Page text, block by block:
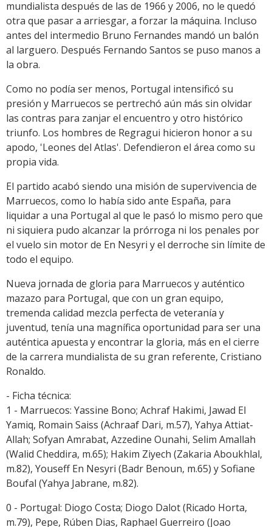
mundialista después de las de 1966 y 2006, no le quedó
otra que pasar a arriesgar, a forzar la máquina. Incluso
antes del intermedio Bruno Fernandes mandó un balón
al larguero. Después Fernando Santos se puso manos a
la obra.
Como no podía ser menos, Portugal intensificó su
presión y Marruecos se pertrechó aún más sin olvidar
las contras para zanjar el encuentro y otro histórico
triunfo. Los hombres de Regragui hicieron honor a su
apodo, 'Leones del Atlas'. Defendieron el área como su
propia vida.
El partido acabó siendo una misión de supervivencia de
Marruecos, como lo había sido ante España, para
liquidar a una Portugal al que le pasó lo mismo pero que
ni siquiera pudo alcanzar la prórroga ni los penales por
el vuelo sin motor de En Nesyri y el derroche sin límite de
todo el equipo.
Nueva jornada de gloria para Marruecos y auténtico
mazazo para Portugal, que con un gran equipo,
tremenda calidad mezcla perfecta de veteranía y
juventud, tenía una magnífica oportunidad para ser una
auténtica apuesta y encontrar la gloria, más en el cierre
de la carrera mundialista de su gran referente, Cristiano
Ronaldo.
- Ficha técnica:
1 - Marruecos: Yassine Bono; Achraf Hakimi, Jawad El
Yamiq, Romain Saiss (Achraaf Dari, m.57), Yahya Attiat-
Allah; Sofyan Amrabat, Azzedine Ounahi, Selim Amallah
(Walid Cheddira, m.65); Hakim Ziyech (Zakaria Aboukhlal,
m.82), Youseff En Nesyri (Badr Benoun, m.65) y Sofiane
Boufal (Yahya Jabrane, m.82).
0 - Portugal: Diogo Costa; Diogo Dalot (Ricado Horta,
m.79), Pepe, Rúben Dias, Raphael Guerreiro (Joao